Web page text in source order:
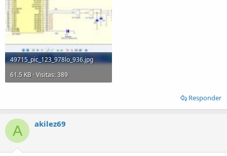
49715_pic_123_978lo_936.jpg
61.5 KB · Visitas: 389
Responder
A akilez69